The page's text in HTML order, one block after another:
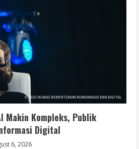
Makin Kompleks, Publik
Digital
6, 2026